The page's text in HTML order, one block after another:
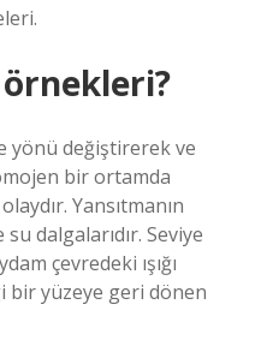
yönü değiştirerek ve
bir ortamda
Yansıtmanın
dalgalarıdır. Seviye
çevredeki ışığı
yüzeye geri dönen